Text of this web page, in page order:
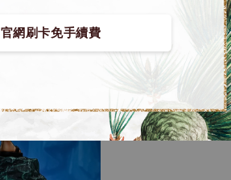
官網刷卡免手續費
【店
系列
鳥山
工作
NT$ 4,280
🏝【無人島玩具
【預購】火影